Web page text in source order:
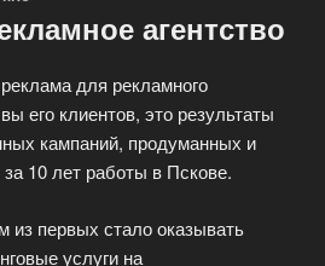
агентство
для рекламного
его клиентов, это результаты
кампаний, продуманных и
10 лет работы в Пскове.
из первых стало оказывать
услуги на